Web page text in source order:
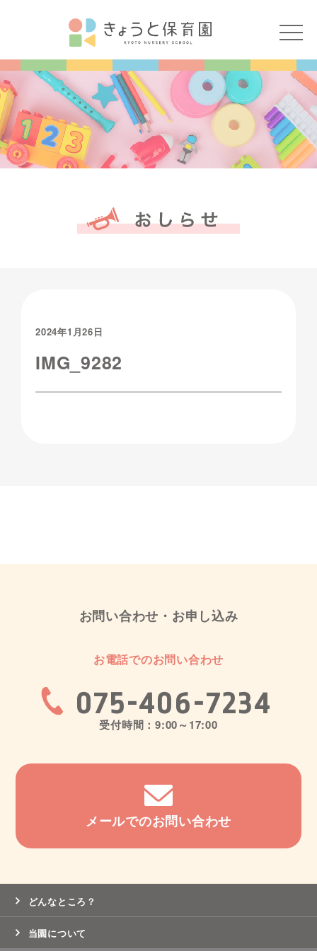
2024年1月26日
IMG_9282
お問い合わせ・お申し込み
お電話でのお問い合わせ
075-406-7234
受付時間：9:00～17:00
メールでのお問い合わせ
どんなところ？
当園について